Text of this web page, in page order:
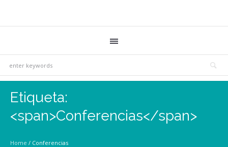
Etiqueta:
<span>Conferencias</span>
Home / Conferencias